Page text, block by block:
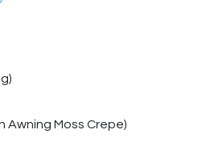
Awning Moss Crepe)